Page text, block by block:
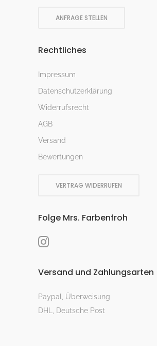
ANFRAGE STELLEN
Rechtliches
Impressum
Datenschutzerklärung
Widerrufsrecht
AGB
Versand
Bewertungen
VERTRAG WIDERRUFEN
Folge Mrs. Farbenfroh
Versand und Zahlungsarten
Paypal, Überweisung
DHL, Deutsche Post